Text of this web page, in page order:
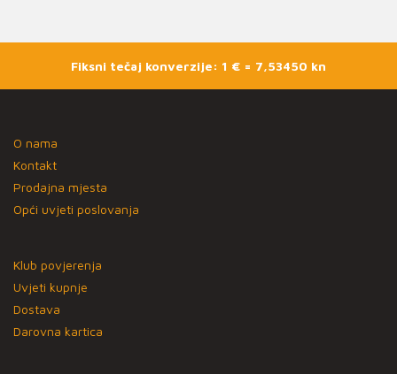
Fiksni tečaj konverzije: 1 € = 7,53450 kn
O nama
Kontakt
Prodajna mjesta
Opći uvjeti poslovanja
Klub povjerenja
Uvjeti kupnje
Dostava
Darovna kartica